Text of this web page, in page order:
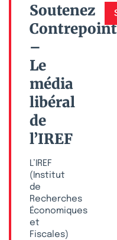
Soutenez
–
Le
média
libéral
de
l’IREF
L’IREF
(Institut
de
Recherches
Économiques
et
Fiscales)